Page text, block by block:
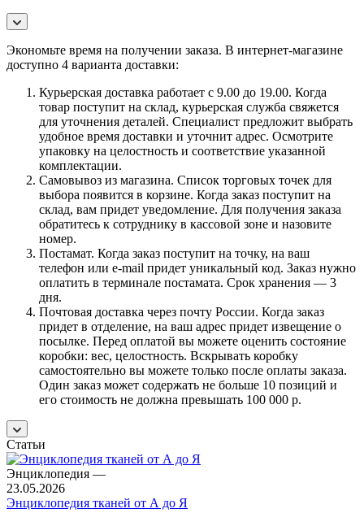
Экономьте время на получении заказа. В интернет-магазине
доступно 4 варианта доставки:
Курьерская доставка работает с 9.00 до 19.00. Когда
товар поступит на склад, курьерская служба свяжется
для уточнения деталей. Специалист предложит выбрать
удобное время доставки и уточнит адрес. Осмотрите
упаковку на целостность и соответствие указанной
комплектации.
Самовывоз из магазина. Список торговых точек для
выбора появится в корзине. Когда заказ поступит на
склад, вам придет уведомление. Для получения заказа
обратитесь к сотруднику в кассовой зоне и назовите
номер.
Постамат. Когда заказ поступит на точку, на ваш
телефон или e-mail придет уникальный код. Заказ нужно
оплатить в терминале постамата. Срок хранения — 3
дня.
Почтовая доставка через почту России. Когда заказ
придет в отделение, на ваш адрес придет извещение о
посылке. Перед оплатой вы можете оценить состояние
коробки: вес, целостность. Вскрывать коробку
самостоятельно вы можете только после оплаты заказа.
Один заказ может содержать не больше 10 позиций и
его стоимость не должна превышать 100 000 р.
Статьи
Энциклопедия —
23.05.2026
Энциклопедия тканей от А до Я